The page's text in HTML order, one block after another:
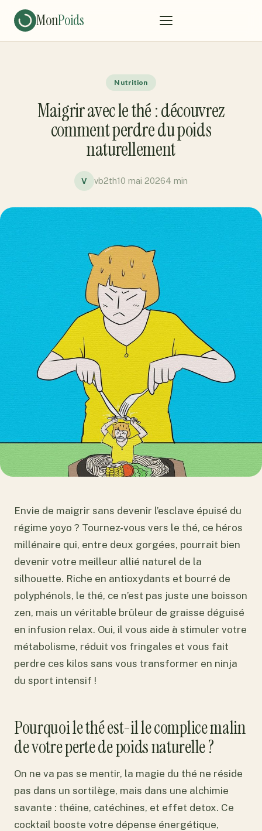
MonPoids
Nutrition
Maigrir avec le thé : découvrez
comment perdre du poids
naturellement
V vb2th10 mai 20264 min
Envie de maigrir sans devenir l’esclave épuisé du
régime yoyo ? Tournez-vous vers le thé, ce héros
millénaire qui, entre deux gorgées, pourrait bien
devenir votre meilleur allié naturel de la
silhouette. Riche en antioxydants et bourré de
polyphénols, le thé, ce n’est pas juste une boisson
zen, mais un véritable brûleur de graisse déguisé
en infusion relax. Oui, il vous aide à stimuler votre
métabolisme, réduit vos fringales et vous fait
perdre ces kilos sans vous transformer en ninja
du sport intensif !
Pourquoi le thé est-il le complice malin
de votre perte de poids naturelle ?
On ne va pas se mentir, la magie du thé ne réside
pas dans un sortilège, mais dans une alchimie
savante : théine, catéchines, et effet detox. Ce
cocktail booste votre dépense énergétique,